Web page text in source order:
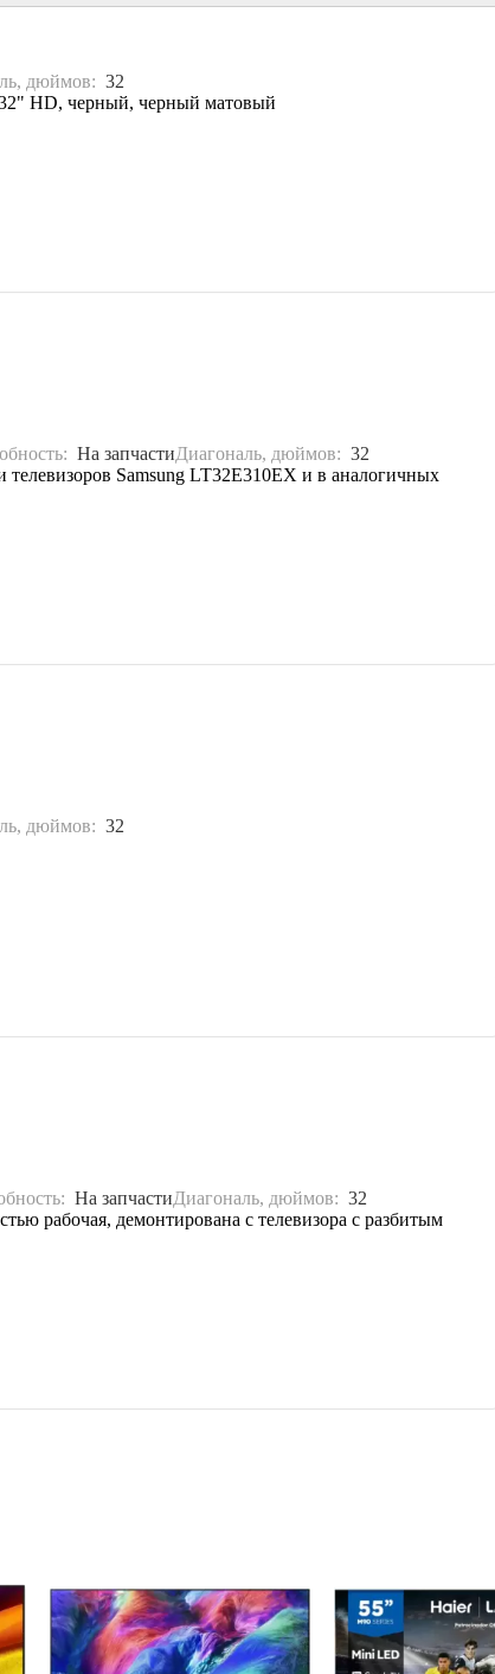
дюймов: 32
HD, черный, черный матовый
На запчастиДиагональ, дюймов: 32
Samsung LT32E310EX и в аналогичных
дюймов: 32
На запчастиДиагональ, дюймов: 32
рабочая, демонтирована с телевизора с разбитым